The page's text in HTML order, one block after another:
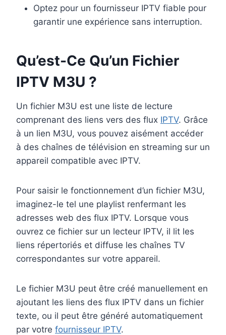
Optez pour un fournisseur IPTV fiable pour
garantir une expérience sans interruption.
Qu’est-Ce Qu’un Fichier
IPTV M3U ?
Un fichier M3U est une liste de lecture
comprenant des liens vers des flux IPTV. Grâce
à un lien M3U, vous pouvez aisément accéder
à des chaînes de télévision en streaming sur un
appareil compatible avec IPTV.
Pour saisir le fonctionnement d’un fichier M3U,
imaginez-le tel une playlist renfermant les
adresses web des flux IPTV. Lorsque vous
ouvrez ce fichier sur un lecteur IPTV, il lit les
liens répertoriés et diffuse les chaînes TV
correspondantes sur votre appareil.
Le fichier M3U peut être créé manuellement en
ajoutant les liens des flux IPTV dans un fichier
texte, ou il peut être généré automatiquement
par votre fournisseur IPTV.